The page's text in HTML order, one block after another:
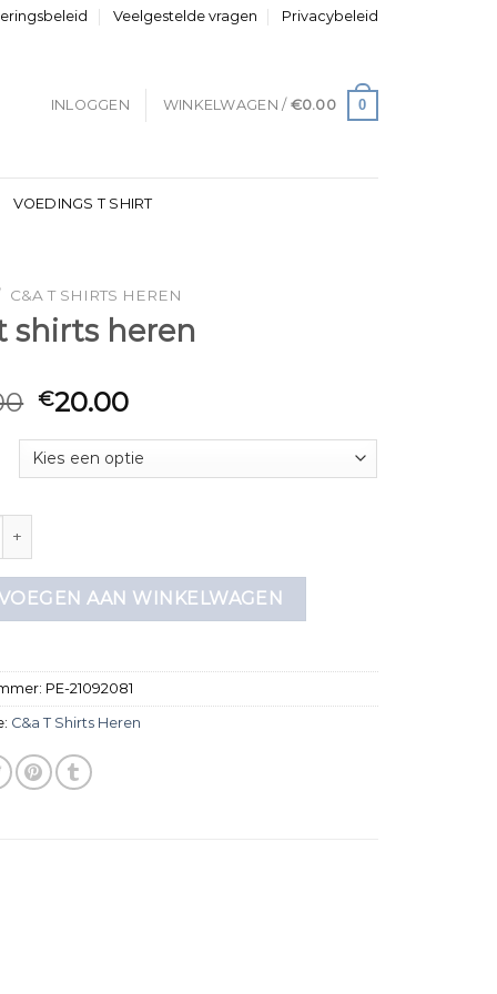
Veelgestelde vragen Privacybeleid
INLOGGEN WINKELWAGEN / €0.00 0
VOEDINGS T SHIRT
C&A T SHIRTS HEREN
shirts heren
€20.00
heren aantal
AAN WINKELWAGEN
PE-21092081
C&a T Shirts Heren